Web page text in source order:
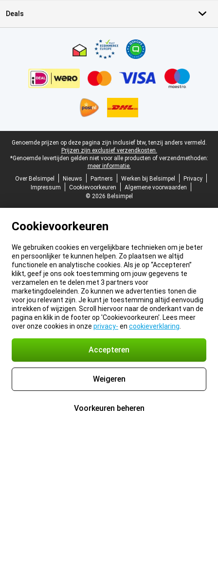
Deals
Juridische voettekst
Genoemde prijzen op deze pagina zijn inclusief btw, tenzij anders vermeld.
Prijzen zijn exclusief verzendkosten.
*Genoemde levertijden gelden niet voor alle producten of verzendmethoden:
meer informatie.
Over Belsimpel
Nieuws Partners Werken bij Belsimpel
Privacy
Impressum
Cookievoorkeuren
Algemene voorwaarden
© 2026 Belsimpel
Cookievoorkeuren
We gebruiken cookies en vergelijkbare technieken om je beter
en persoonlijker te kunnen helpen. Zo plaatsen we altijd
functionele en analytische cookies. Als je op “Accepteren”
klikt, geef je ons ook toestemming om jouw gegevens te
verzamelen en te delen met 3 partners voor
marketingdoeleinden. Zo kunnen we advertenties tonen die
voor jou relevant zijn. Je kunt je toestemming altijd eenvoudig
intrekken of wijzigen. Scroll hiervoor naar de onderkant van de
pagina en klik in de footer op 'Cookievoorkeuren'. Lees meer
over onze cookies in onze privacy- en cookieverklaring
Accepteren
Weigeren
Voorkeuren beheren